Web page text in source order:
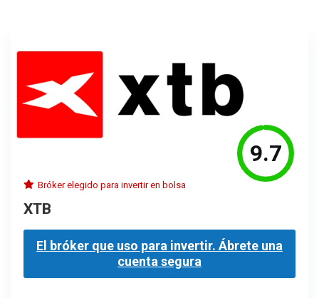
9.7
Bróker elegido para invertir en bolsa
XTB
El bróker que uso para invertir. Ábrete una
cuenta segura